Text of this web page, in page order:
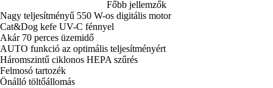
Főbb jellemzők
Nagy teljesítményű 550 W-os digitális motor
Cat&Dog kefe UV-C fénnyel
Akár 70 perces üzemidő
AUTO funkció az optimális teljesítményért
Háromszintű ciklonos HEPA szűrés
Felmosó tartozék
Önálló töltőállomás